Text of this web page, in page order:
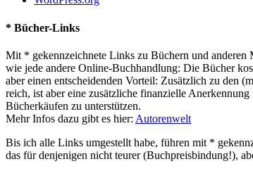
* Bücher-Links
Mit * gekennzeichnete Links zu Büchern und
wie jede andere Online-Buchhandlung: Die Bücher
aber einen entscheidenden Vorteil: Zusätzlich zu den
reich, ist aber eine zusätzliche finanzielle
Bücherkäufen zu unterstützen.
Mehr Infos dazu gibt es hier: Autorenwelt
Bis ich alle Links umgestellt habe, führen mit *
das für denjenigen nicht teurer (Buchpreisbindung!),